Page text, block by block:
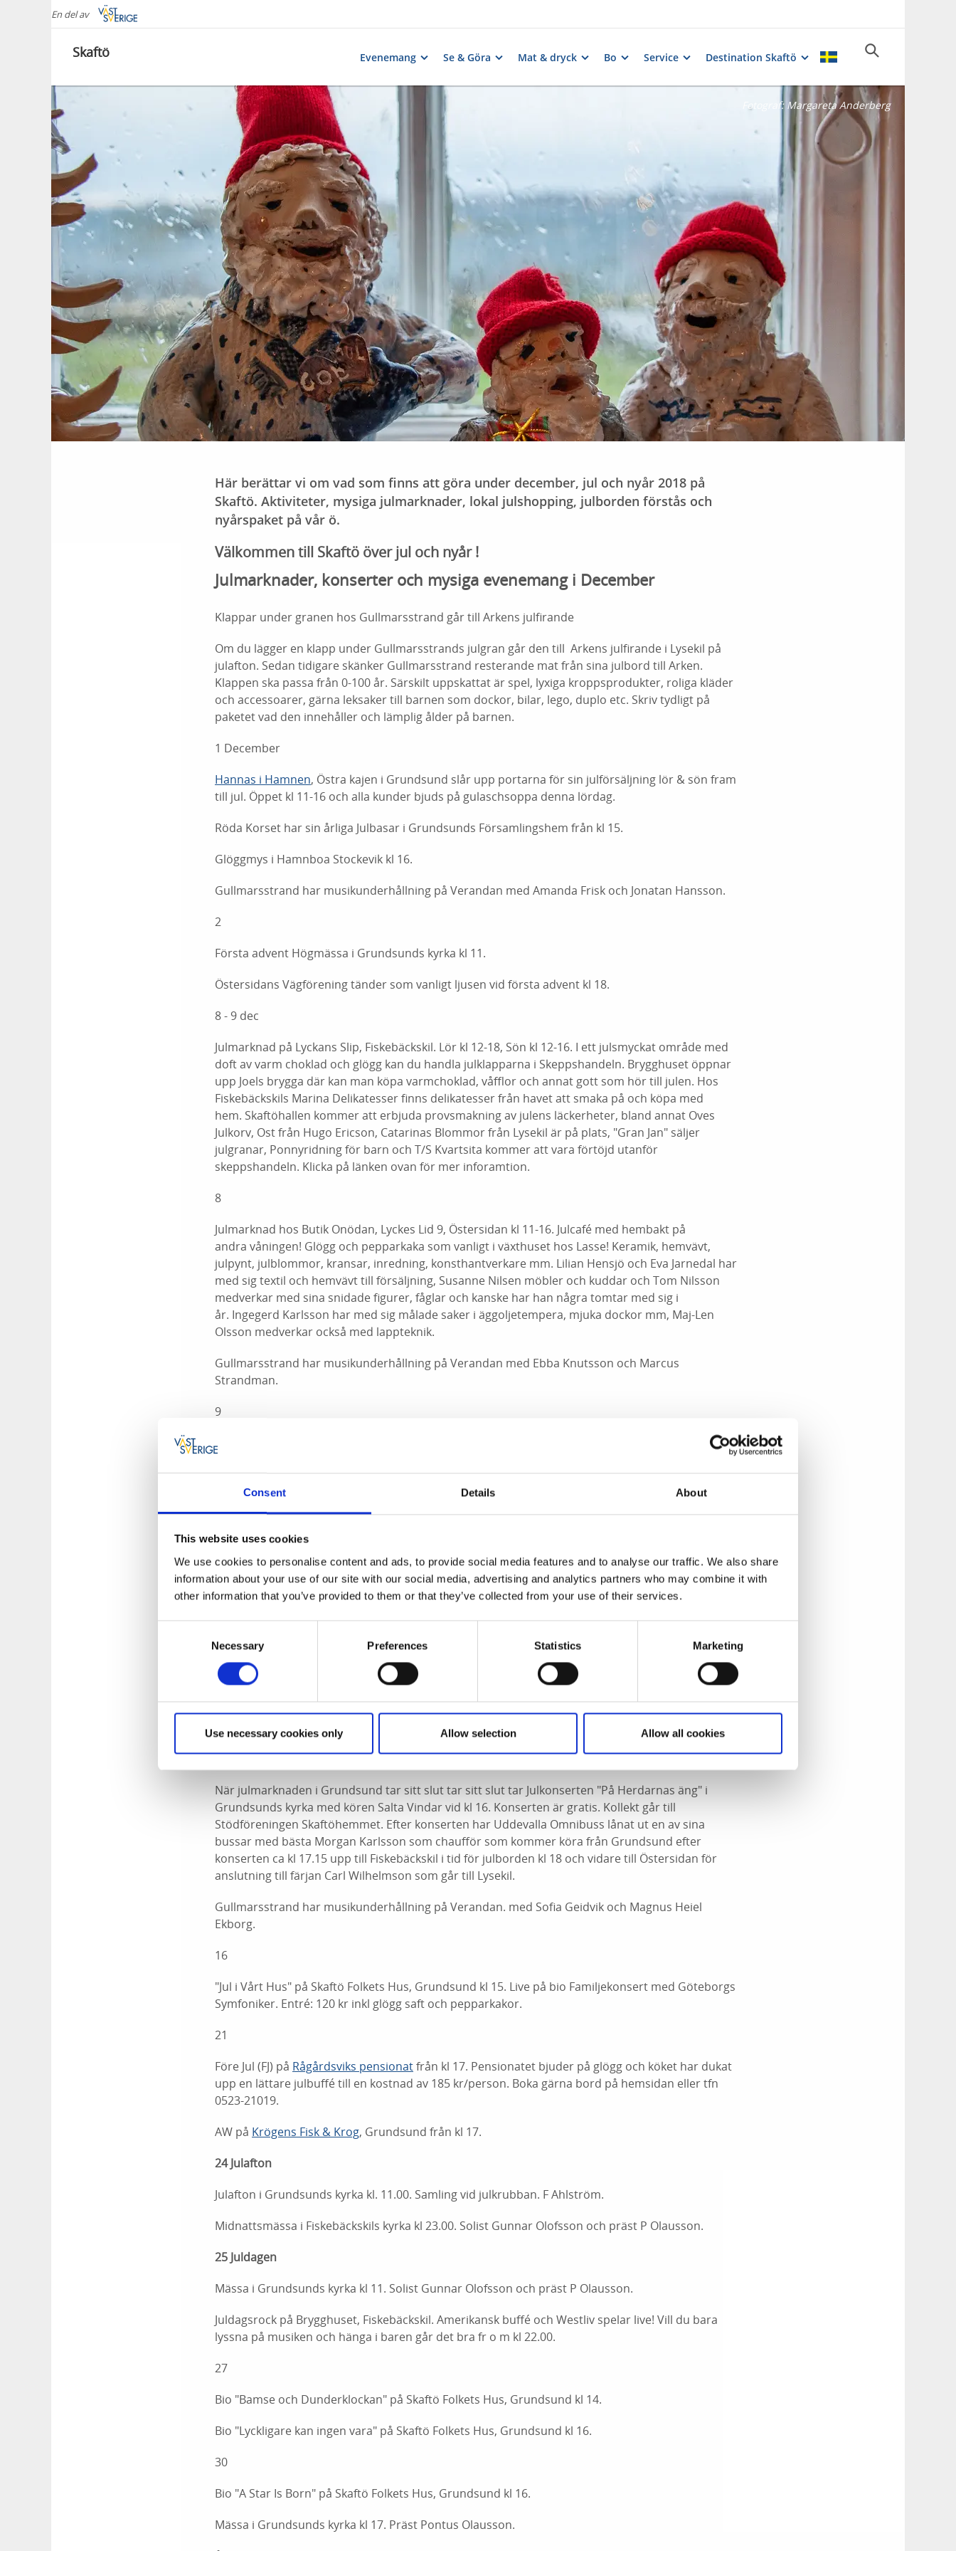
Consent Details About
This website uses cookies
We use cookies to personalise content and ads, to provide social media features and to analyse our traffic. We also share
information about your use of our site with our social media, advertising and analytics partners who may combine it with
other information that you’ve provided to them or that they’ve collected from your use of their services.
Necessary Preferences Statistics Marketing
Use necessary cookies only Allow selection Allow all cookies
En del av
Skaftö Evenemang Se & Göra Mat & dryck Bo Service Destination Skaftö
Fotograf: Margareta Anderberg
Här berättar vi om vad som finns att göra under december, jul och nyår 2018 på
Skaftö. Aktiviteter, mysiga julmarknader, lokal julshopping, julborden förstås och
nyårspaket på vår ö.
Välkommen till Skaftö över jul och nyår !
Julmarknader, konserter och mysiga evenemang i December
Klappar under granen hos Gullmarsstrand går till Arkens julfirande
Om du lägger en klapp under Gullmarsstrands julgran går den till Arkens julfirande i Lysekil på
julafton. Sedan tidigare skänker Gullmarsstrand resterande mat från sina julbord till Arken.
Klappen ska passa från 0-100 år. Särskilt uppskattat är spel, lyxiga kroppsprodukter, roliga kläder
och accessoarer, gärna leksaker till barnen som dockor, bilar, lego, duplo etc. Skriv tydligt på
paketet vad den innehåller och lämplig ålder på barnen.
1 December
Hannas i Hamnen, Östra kajen i Grundsund slår upp portarna för sin julförsäljning lör & sön fram
till jul. Öppet kl 11-16 och alla kunder bjuds på gulaschsoppa denna lördag.
Röda Korset har sin årliga Julbasar i Grundsunds Församlingshem från kl 15.
Glöggmys i Hamnboa Stockevik kl 16.
Gullmarsstrand har musikunderhållning på Verandan med Amanda Frisk och Jonatan Hansson.
2
Första advent Högmässa i Grundsunds kyrka kl 11.
Östersidans Vägförening tänder som vanligt ljusen vid första advent kl 18.
8 - 9 dec
Julmarknad på Lyckans Slip, Fiskebäckskil. Lör kl 12-18, Sön kl 12-16. I ett julsmyckat område med
doft av varm choklad och glögg kan du handla julklapparna i Skeppshandeln. Brygghuset öppnar
upp Joels brygga där kan man köpa varmchoklad, våfflor och annat gott som hör till julen. Hos
Fiskebäckskils Marina Delikatesser finns delikatesser från havet att smaka på och köpa med
hem. Skaftöhallen kommer att erbjuda provsmakning av julens läckerheter, bland annat Oves
Julkorv, Ost från Hugo Ericson, Catarinas Blommor från Lysekil är på plats, "Gran Jan" säljer
julgranar, Ponnyridning för barn och T/S Kvartsita kommer att vara förtöjd utanför
skeppshandeln. Klicka på länken ovan för mer inforamtion.
8
Julmarknad hos Butik Onödan, Lyckes Lid 9, Östersidan kl 11-16. Julcafé med hembakt på
andra våningen! Glögg och pepparkaka som vanligt i växthuset hos Lasse! Keramik, hemvävt,
julpynt, julblommor, kransar, inredning, konsthantverkare mm. Lilian Hensjö och Eva Jarnedal har
med sig textil och hemvävt till försäljning, Susanne Nilsen möbler och kuddar och Tom Nilsson
medverkar med sina snidade figurer, fåglar och kanske har han några tomtar med sig i
år. Ingegerd Karlsson har med sig målade saker i äggoljetempera, mjuka dockor mm, Maj-Len
Olsson medverkar också med lappteknik.
Gullmarsstrand har musikunderhållning på Verandan med Ebba Knutsson och Marcus
Strandman.
9
Familjejulbord med Julmarknad hos Gullmarsstrand, Fiskebäckskil kl 12-16. Många fina utställare,
smakprov från matleverantörer, konsthantverk, julpynt, hudprodukter, levande får att klappa för
barnen och fårprodukter, paketinslagning, hjälp med versrim mm. Klicka på läken ovan för mer
info. Bland utställarna finns Gullmarsstrands matleverantörer - Sorunda, Fisk Idag och Bondens
Skafferi. Övriga utställare ärHannas i Hamnensom bl a säljer Didriksons kläder, fiskartröjor,
hantverkare från Skaftö säljer olivolja, honung, linoljesåpa, fårskinn, lakritskulor och bjuder även
på paketinslagning och versrimning på plats! Säljer även Solveig Embrings små tovade
djurfigurer. Märta Månsson säljer stickade och tovade ulltofflor. Livia Hedborn Kempe säljer
tovade sulor, sittunderlägg mm av ull från Skaftöfår och Helen Flink som säljer ekologiska och
Adventsmys i Skaftö Museum, Berg kl 16 med kaffe, glögg och bildvisning. Arrangör: Skaftö
Hembygdsförening & Gille.
ärtsoppa, försäljning, godisregn från tomten, Marie Erbéus får och fårprodukter, Töllås fårgård är
på plats, musikunderhållning och mycket mer. Klicka på länken ovan för mer info.
När julmarknaden i Grundsund tar sitt slut tar sitt slut tar Julkonserten "På Herdarnas äng" i
Grundsunds kyrka med kören Salta Vindar vid kl 16. Konserten är gratis. Kollekt går till
Stödföreningen Skaftöhemmet. Efter konserten har Uddevalla Omnibuss lånat ut en av sina
bussar med bästa Morgan Karlsson som chaufför som kommer köra från Grundsund efter
konserten ca kl 17.15 upp till Fiskebäckskil i tid för julborden kl 18 och vidare till Östersidan för
anslutning till färjan Carl Wilhelmson som går till Lysekil.
Gullmarsstrand har musikunderhållning på Verandan. med Sofia Geidvik och Magnus Heiel
Ekborg.
16
"Jul i Vårt Hus" på Skaftö Folkets Hus, Grundsund kl 15. Live på bio Familjekonsert med Göteborgs
Symfoniker. Entré: 120 kr inkl glögg saft och pepparkakor.
21
Före Jul (FJ) på Rågårdsviks pensionatfrån kl 17. Pensionatet bjuder på glögg och köket har dukat
upp en lättare julbuffé till en kostnad av 185 kr/person. Boka gärna bord på hemsidan eller tfn
0523-21019.
AW på Krögens Fisk & Krog, Grundsund från kl 17.
24 Julafton
Julafton i Grundsunds kyrka kl. 11.00. Samling vid julkrubban. F Ahlström.
Midnattsmässa i Fiskebäckskils kyrka kl 23.00. Solist Gunnar Olofsson och präst P Olausson.
25 Juldagen
Mässa i Grundsunds kyrka kl 11. Solist Gunnar Olofsson och präst P Olausson.
Juldagsrock på Brygghuset, Fiskebäckskil. Amerikansk buffé och Westliv spelar live! Vill du bara
lyssna på musiken och hänga i baren går det bra fr o m kl 22.00.
27
Bio "Bamse och Dunderklockan" på Skaftö Folkets Hus, Grundsund kl 14.
Bio "Lyckligare kan ingen vara" på Skaftö Folkets Hus, Grundsund kl 16.
30
Bio "A Star Is Born" på Skaftö Folkets Hus, Grundsund kl 16.
Mässa i Grundsunds kyrka kl 17. Präst Pontus Olausson.